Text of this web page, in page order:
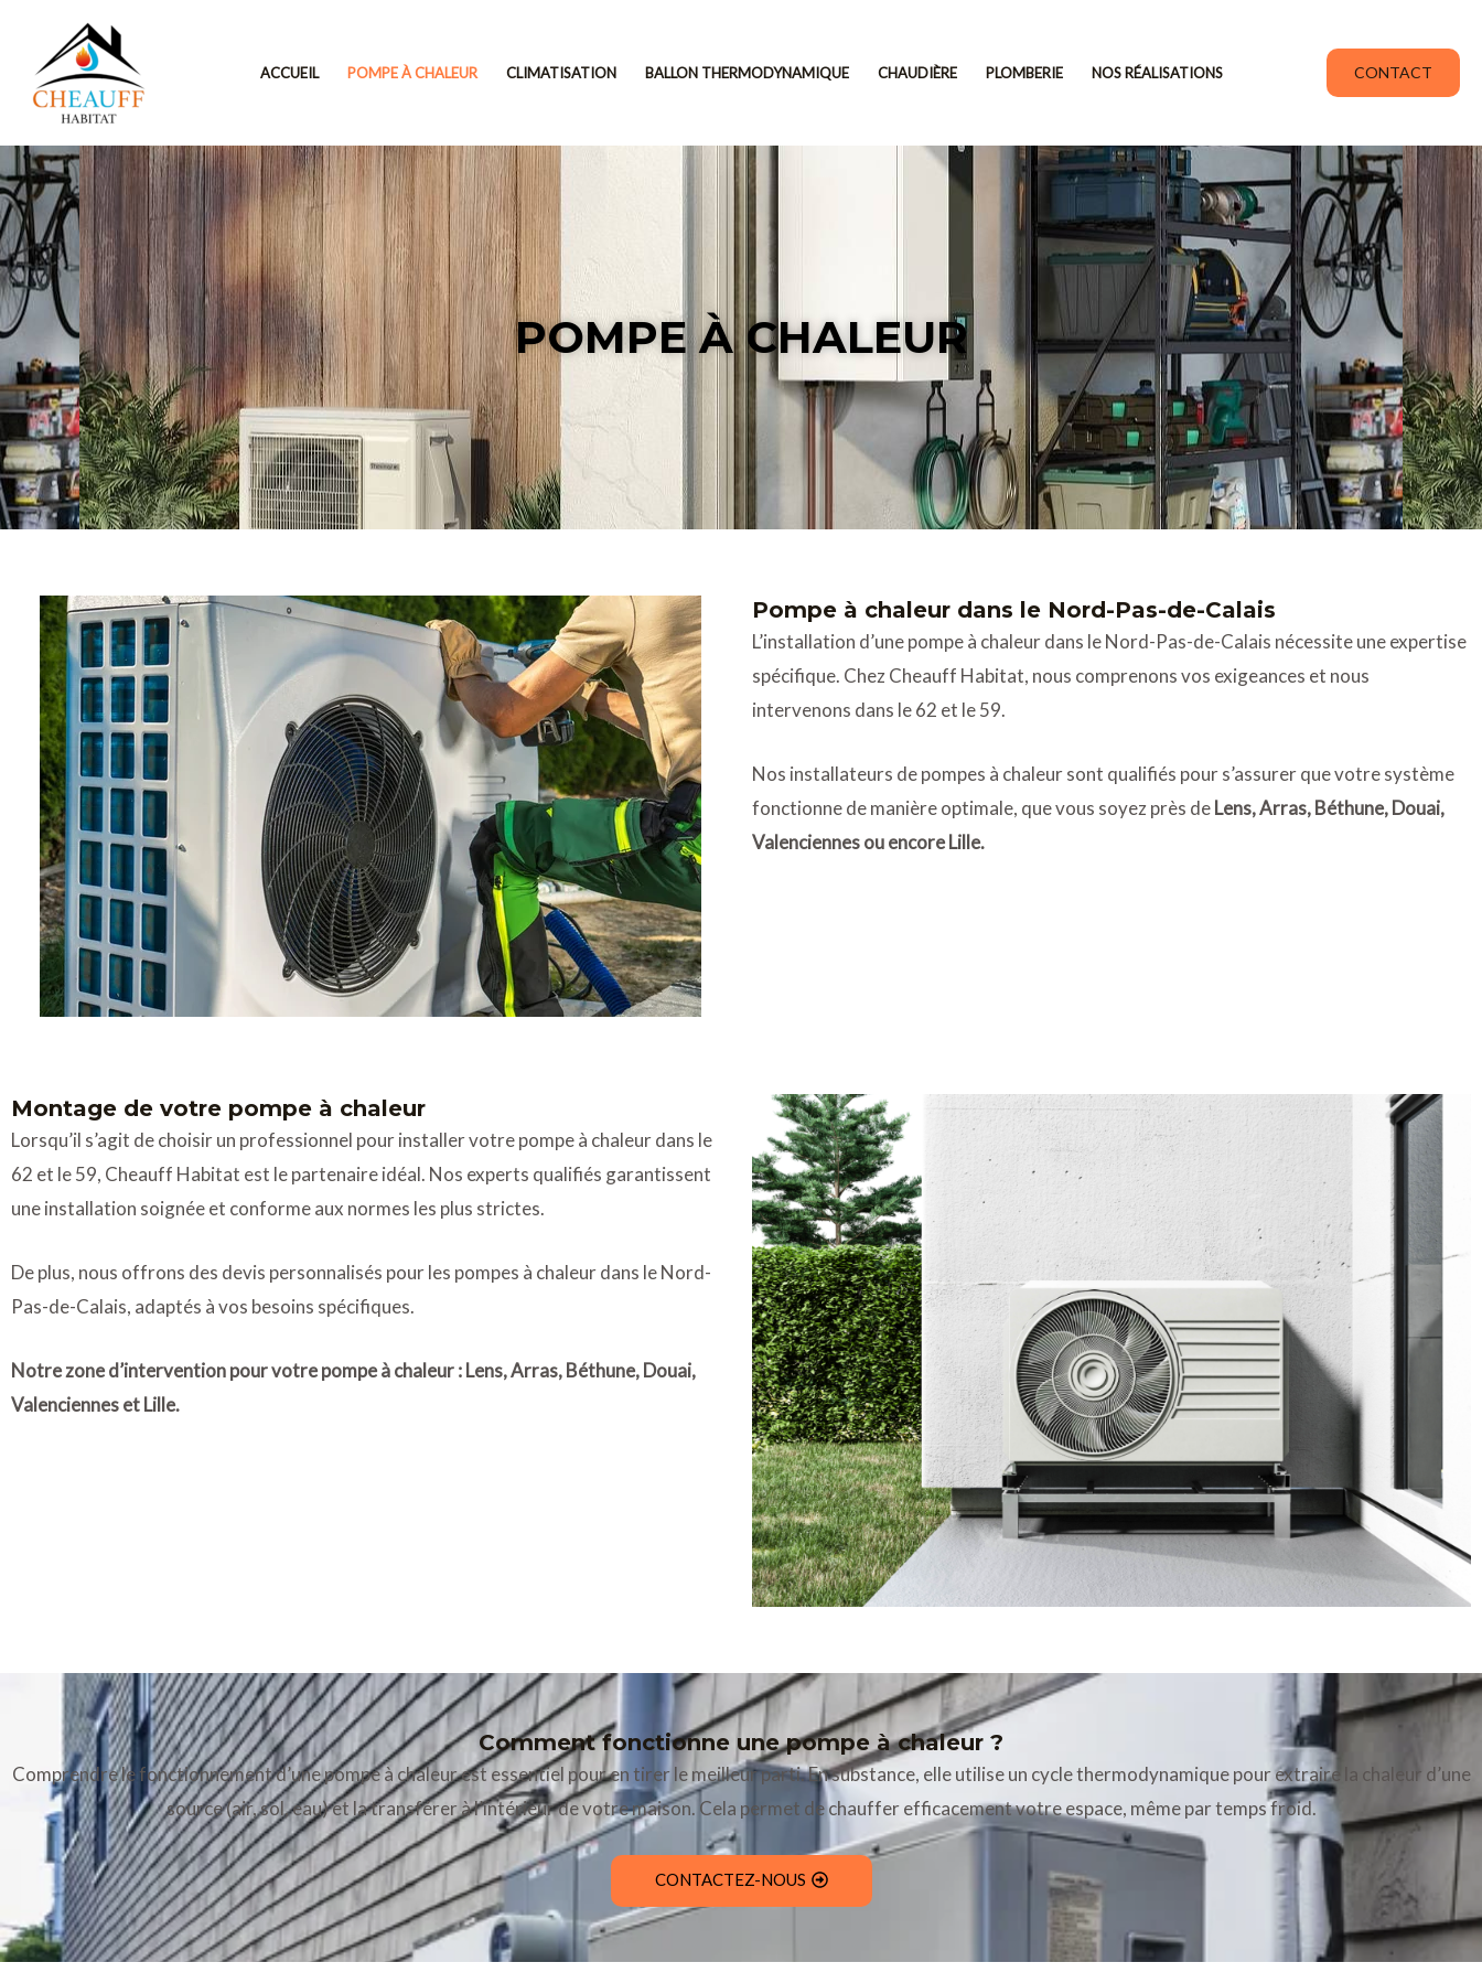
contenu
ACCUEIL POMPE À CHALEUR CLIMATISATION BALLON THERMODYNAMIQUE CHAUDIÈRE PLOMBERIE NOS RÉALISATIONS CONTACT
POMPE À CHALEUR
Pompe à chaleur dans le Nord-Pas-de-Calais
L’installation d’une pompe à chaleur dans le Nord-Pas-de-Calais nécessite une expertise
spécifique. Chez Cheauff Habitat, nous comprenons vos exigeances et nous
intervenons dans le 62 et le 59.
Nos installateurs de pompes à chaleur sont qualifiés pour s’assurer que votre système
fonctionne de manière optimale, que vous soyez près deLens, Arras, Béthune, Douai,
Valenciennes ou encore Lille.
Montage de votre pompe à chaleur
Lorsqu’il s’agit de choisir un professionnel pour installer votre pompe à chaleur dans le
62 et le 59, Cheauff Habitat est le partenaire idéal. Nos experts qualifiés garantissent
une installation soignée et conforme aux normes les plus strictes.
De plus, nous offrons des devis personnalisés pour les pompes à chaleur dans le Nord-
Pas-de-Calais, adaptés à vos besoins spécifiques.
Notre zone d’intervention pour votre pompe à chaleur : Lens, Arras, Béthune, Douai,
Valenciennes et Lille.
Comment fonctionne une pompe à chaleur ?
Comprendre le fonctionnement d’une pompe à chaleur est essentiel pour en tirer le meilleur parti. En substance, elle utilise un cycle thermodynamique pour extraire la chaleur d’une
source (air, sol, eau) et la transférer à l’intérieur de votre maison. Cela permet de chauffer efficacement votre espace, même par temps froid.
CONTACTEZ-NOUS